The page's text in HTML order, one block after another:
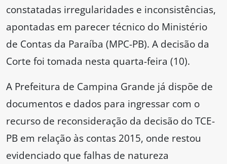
constatadas irregularidades e inconsistências,
apontadas em parecer técnico do Ministério
de Contas da Paraíba (MPC-PB). A decisão da
Corte foi tomada nesta quarta-feira (10).
A Prefeitura de Campina Grande já dispõe de
documentos e dados para ingressar com o
recurso de reconsideração da decisão do TCE-
PB em relação às contas 2015, onde restou
evidenciado que falhas de natureza